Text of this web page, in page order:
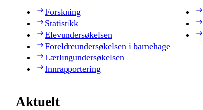
Forskning
Statistikk
Elevundersøkelsen
Foreldreundersøkelsen i barnehage
Lærlingundersøkelsen
Innrapportering
Aktuelt